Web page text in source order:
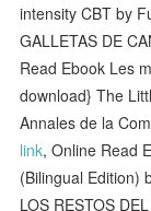
intensity CBT by
GALLETAS DE
Read Ebook Les
download} The
Annales de la
link, Online Read
(Bilingual Edition)
LOS RESTOS